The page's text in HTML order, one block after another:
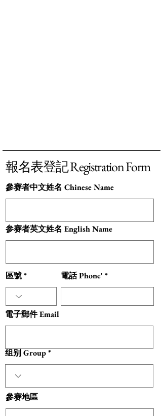
報名表登記 Registration Form
參赛者中文姓名 Chinese Name
参赛者英文姓名 English Name
區號 電話 Phone'
電子郵件 Email
组别 Group
參赛地區